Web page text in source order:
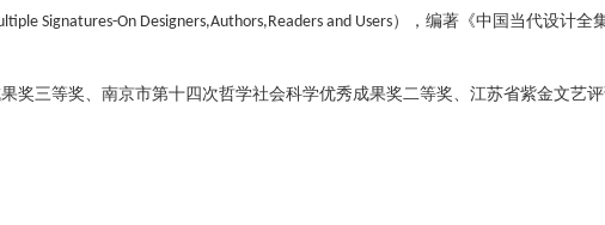
Signatures-On Designers,Authors,Readers and Users） ， 编著《中国当代设计全
奖三等奖、南京市第十四次哲学社会科学优秀成果奖二等奖、江苏省紫金文艺